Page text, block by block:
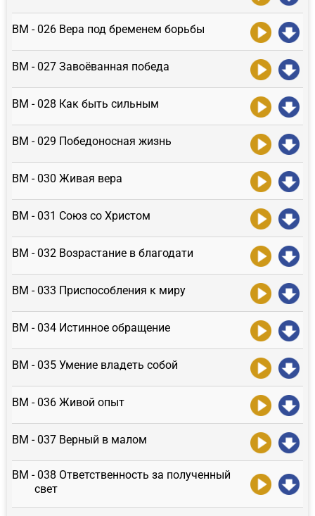
ВМ - 026 Вера под бременем борьбы
ВМ - 027 Завоёванная победа
ВМ - 028 Как быть сильным
ВМ - 029 Победоносная жизнь
ВМ - 030 Живая вера
ВМ - 031 Союз со Христом
ВМ - 032 Возрастание в благодати
ВМ - 033 Приспособления к миру
ВМ - 034 Истинное обращение
ВМ - 035 Умение владеть собой
ВМ - 036 Живой опыт
ВМ - 037 Верный в малом
ВМ - 038 Ответственность за полученный
свет